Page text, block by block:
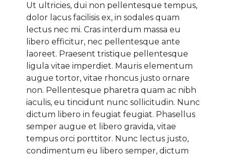
Ut ultricies, dui non pellentesque tempus,
dolor lacus facilisis ex, in sodales quam
lectus nec mi. Cras interdum massa eu
libero efficitur, nec pellentesque ante
laoreet. Praesent tristique pellentesque
ligula vitae imperdiet. Mauris elementum
augue tortor, vitae rhoncus justo ornare
non. Pellentesque pharetra quam ac nibh
iaculis, eu tincidunt nunc sollicitudin. Nunc
dictum libero in feugiat feugiat. Phasellus
semper augue et libero gravida, vitae
tempus orci porttitor. Nunc lectus justo,
condimentum eu libero semper, dictum